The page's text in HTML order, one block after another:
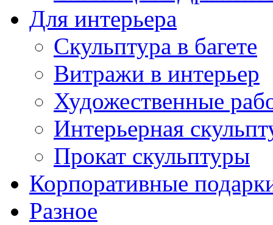
Для интерьера
Скульптура в багете
Витражи в интерьер
Художественные
Интерьерная
Прокат скульптуры
Корпоративные
Разное